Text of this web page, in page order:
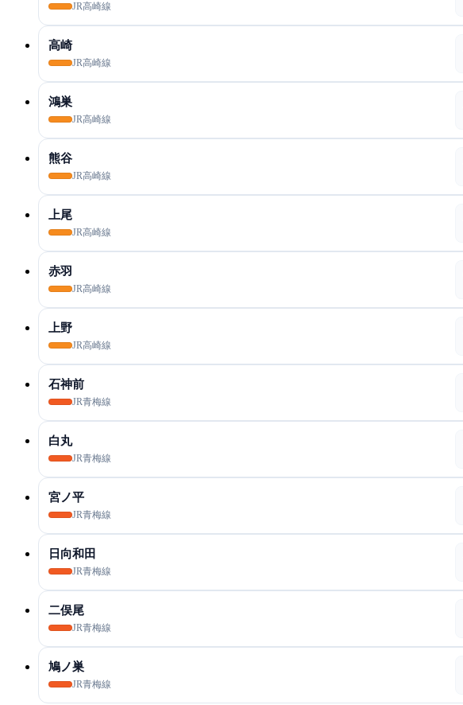
JR高崎線
高崎
JR高崎線
鴻巣
JR高崎線
熊谷
JR高崎線
上尾
JR高崎線
赤羽
JR高崎線
上野
JR高崎線
石神前
JR青梅線
白丸
JR青梅線
宮ノ平
JR青梅線
日向和田
JR青梅線
二俣尾
JR青梅線
鳩ノ巣
JR青梅線